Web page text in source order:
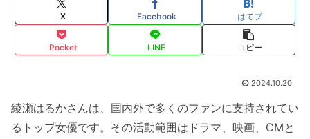
X Facebook はてブ
Pocket LINE コピー
2024.10.20
綾瀬はるかさんは、国内外で多くのファンに支持されてい
るトップ女優です。その活動範囲はドラマ、映画、CMと